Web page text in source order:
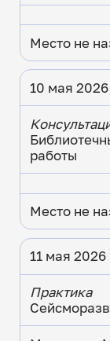
Место не
10 мая
работы
Место не
11 мая 2026
Практика